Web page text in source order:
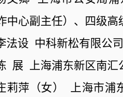
中心副主任）、四级高
法设 中科新松有限公
展
上海浦东新区南
莉萍（女）
上海市